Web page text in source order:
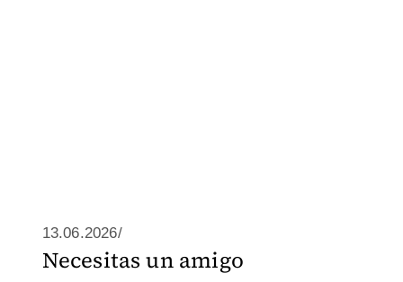
13.06.2026/
Necesitas un amigo